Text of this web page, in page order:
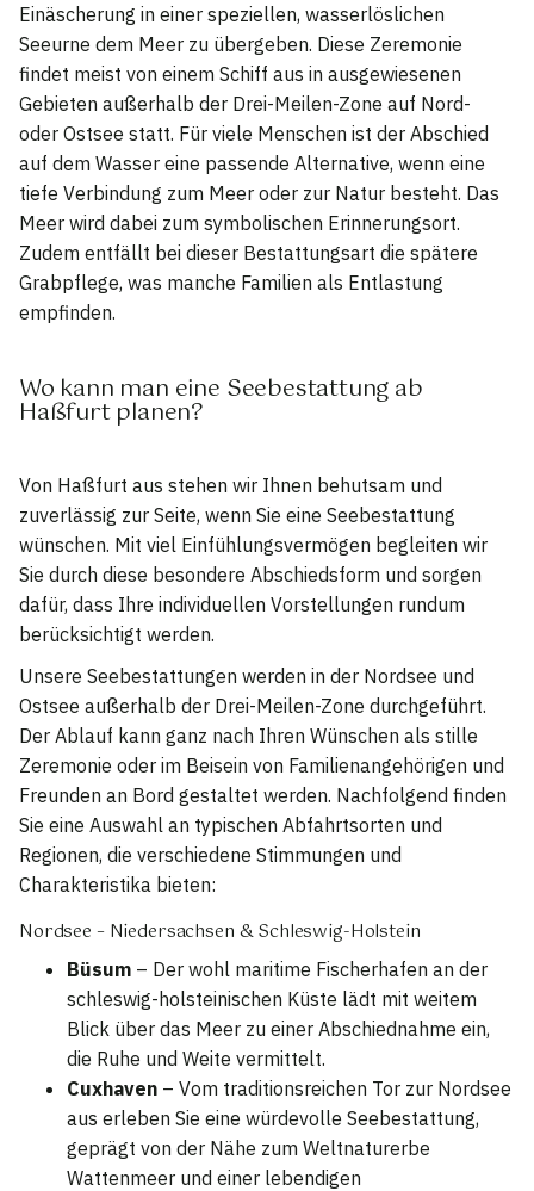
Einäscherung in einer speziellen, wasserlöslichen
Seeurne dem Meer zu übergeben. Diese Zeremonie
findet meist von einem Schiff aus in ausgewiesenen
Gebieten außerhalb der Drei-Meilen-Zone auf Nord-
oder Ostsee statt. Für viele Menschen ist der Abschied
auf dem Wasser eine passende Alternative, wenn eine
tiefe Verbindung zum Meer oder zur Natur besteht. Das
Meer wird dabei zum symbolischen Erinnerungsort.
Zudem entfällt bei dieser Bestattungsart die spätere
Grabpflege, was manche Familien als Entlastung
empfinden.
Wo kann man eine Seebestattung ab
Haßfurt planen?
Von Haßfurt aus stehen wir Ihnen behutsam und
zuverlässig zur Seite, wenn Sie eine Seebestattung
wünschen. Mit viel Einfühlungsvermögen begleiten wir
Sie durch diese besondere Abschiedsform und sorgen
dafür, dass Ihre individuellen Vorstellungen rundum
berücksichtigt werden.
Unsere Seebestattungen werden in der Nordsee und
Ostsee außerhalb der Drei-Meilen-Zone durchgeführt.
Der Ablauf kann ganz nach Ihren Wünschen als stille
Zeremonie oder im Beisein von Familienangehörigen und
Freunden an Bord gestaltet werden. Nachfolgend finden
Sie eine Auswahl an typischen Abfahrtsorten und
Regionen, die verschiedene Stimmungen und
Charakteristika bieten:
Nordsee – Niedersachsen & Schleswig-Holstein
Büsum – Der wohl maritime Fischerhafen an der
schleswig-holsteinischen Küste lädt mit weitem
Blick über das Meer zu einer Abschiednahme ein,
die Ruhe und Weite vermittelt.
Cuxhaven – Vom traditionsreichen Tor zur Nordsee
aus erleben Sie eine würdevolle Seebestattung,
geprägt von der Nähe zum Weltnaturerbe
Wattenmeer und einer lebendigen